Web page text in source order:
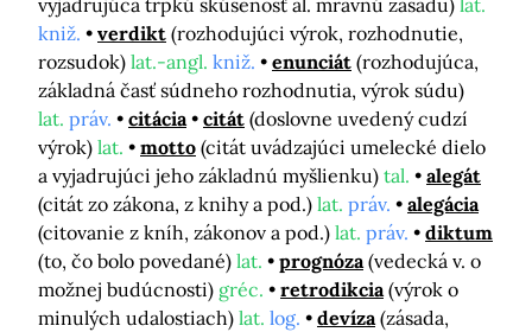
kniž.
verdikt (rozhodujúci výrok, rozhodnutie,
rozsudok) lat.-angl. kniž. enunciát (rozhodujúca,
základná časť súdneho rozhodnutia, výrok súdu)
lat. práv. citácia citát (doslovne uvedený cudzí
výrok) lat. motto (citát uvádzajúci umelecké dielo
a vyjadrujúci jeho základnú myšlienku) tal.
alegát
(citát zo zákona, z knihy a pod.) lat. práv.
alegácia
(citovanie z kníh, zákonov a pod.) lat. práv.
diktum
(to, čo bolo povedané) lat. prognóza (vedecká v. o
možnej budúcnosti) gréc. retrodikcia (výrok o
minulých udalostiach) lat. log. devíza (zásada,